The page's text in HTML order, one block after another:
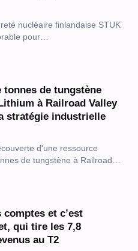
nucléaire finlandaise STUK
pour…
de tungstène
à Railroad Valley
stratégie industrielle
d'une ressource
de tungstène à Railroad…
et c’est
qui tire les 7,8
au T2